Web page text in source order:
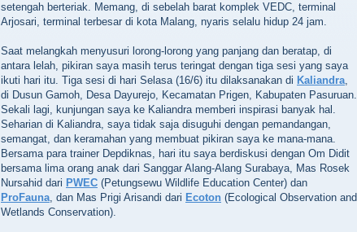
setengah berteriak. Memang, di sebelah barat komplek VEDC, terminal
Arjosari, terminal terbesar di kota Malang, nyaris selalu hidup 24 jam.
Saat melangkah menyusuri lorong-lorong yang panjang dan beratap, di
antara lelah, pikiran saya masih terus teringat dengan tiga sesi yang saya
ikuti hari itu. Tiga sesi di hari Selasa (16/6) itu dilaksanakan di Kaliandra,
di Dusun Gamoh, Desa Dayurejo, Kecamatan Prigen, Kabupaten Pasuruan.
Sekali lagi, kunjungan saya ke Kaliandra memberi inspirasi banyak hal.
Seharian di Kaliandra, saya tidak saja disuguhi dengan pemandangan,
semangat, dan keramahan yang membuat pikiran saya ke mana-mana.
Bersama para trainer Depdiknas, hari itu saya berdiskusi dengan Om Didit
bersama lima orang anak dari Sanggar Alang-Alang Surabaya, Mas Rosek
Nursahid dari PWEC (Petungsewu Wildlife Education Center) dan
ProFauna, dan Mas Prigi Arisandi dari Ecoton (Ecological Observation and
Wetlands Conservation).